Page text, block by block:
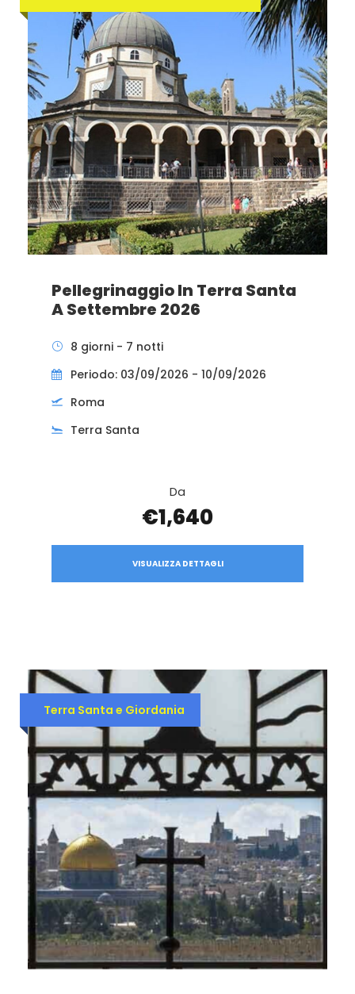
Pellegrinaggio In Terra Santa
A Settembre 2026
8 giorni - 7 notti
Periodo: 03/09/2026 - 10/09/2026
Roma
Terra Santa
Da
€1,640
VISUALIZZA DETTAGLI
Terra Santa e Giordania